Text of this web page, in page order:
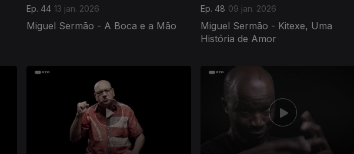
Ep. 44 13 jan. 2026
Miguel Sermão - A Boca e a Mão
Ep. 48 09 jan. 2026
Miguel Sermão - Kitexe, Uma
História de Amor